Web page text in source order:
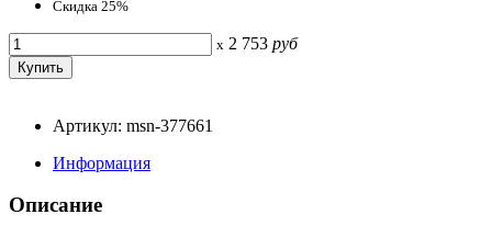
Скидка 25%
x 2 753 руб
Артикул: msn-377661
Информация
Описание